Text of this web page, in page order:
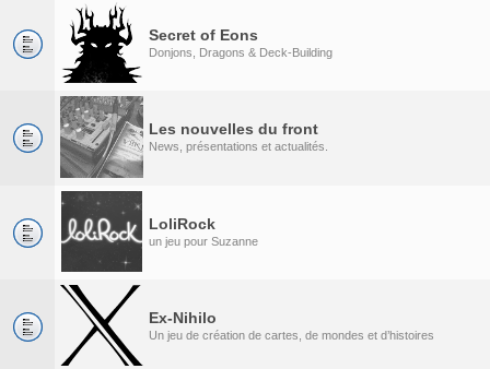
Secret of Eons
Donjons, Dragons & Deck-Building
Les nouvelles du front
News, présentations et actualités.
LoliRock
un jeu pour Suzanne
Ex-Nihilo
Un jeu de création de cartes, de mondes et d’histoires